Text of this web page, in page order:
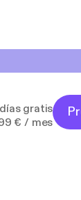
gratis
€ / mes